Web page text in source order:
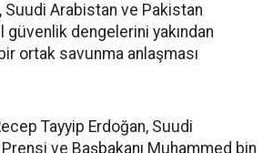
Suudi Arabistan ve Pakistan
güvenlik dengelerini yakından
ortak savunma anlaşması
Tayyip Erdoğan, Suudi
ve Başbakanı Muhammed bin